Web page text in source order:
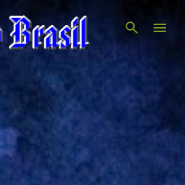
o conteúdo principal